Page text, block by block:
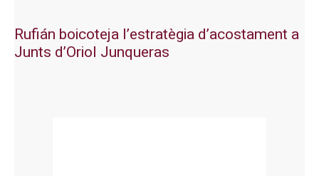
Rufián boicoteja l’estratègia d’acostament a
Junts d’Oriol Junqueras